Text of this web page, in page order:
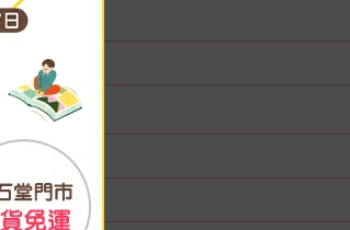
無庫存
1
無庫存
無庫存